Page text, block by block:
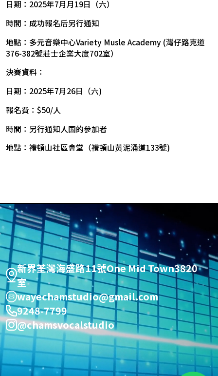
日期：2025年7月月19日（六）
時間：成功報名后另行通知
地點：多元音樂中心Variety Musle Academy (灣仔路克道
376-382號莊士企業大度702室）
決賽資料：
日期：2025年7月26日（六)
報名費：$50/人
時間：另行通知人国的參加者
地點：禮頓山社區會堂（禮頓山黃泥涌道133號)
新界荃灣海盛路11號One Mid Town3820
室
wayechamstudio@gmail.com
9248-7799
@chamsvocalstudio